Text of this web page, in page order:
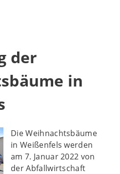
der
in
Die Weihnachtsbäume
in Weißenfels werden
am 7. Januar 2022 von
der Abfallwirtschaft